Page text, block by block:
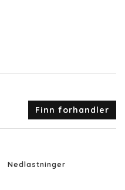
Finn forhandler
Nedlastninger